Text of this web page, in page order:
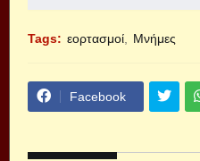
Tags: εορτασμοί Μνήμες
Facebook